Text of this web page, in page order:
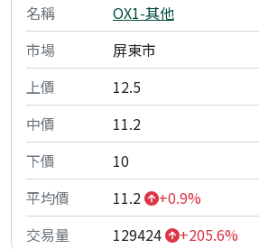
OX1-其他
屏東市
12.5
11.2
10
11.2
+0.9%
129424
+205.6%